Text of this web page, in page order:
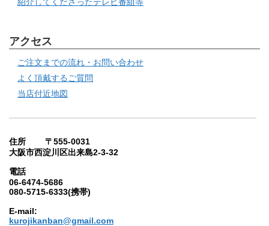
アクセス
ご注文までの流れ・お問い合わせ
よく頂戴するご質問
当店付近地図
住所 〒555-0031
大阪市西淀川区出来島2-3-32
電話
06-6474-5686
080-5715-6333(携帯)
E-mail:
kurojikanban@gmail.com